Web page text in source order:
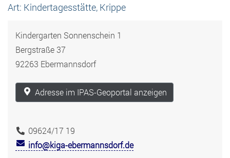
Art: Kindertagesstätte, Krippe
Kindergarten Sonnenschein 1
Bergstraße 37
92263 Ebermannsdorf
Adresse im IPAS-Geoportal anzeigen
09624/17 19
info@kiga-ebermannsdorf.de